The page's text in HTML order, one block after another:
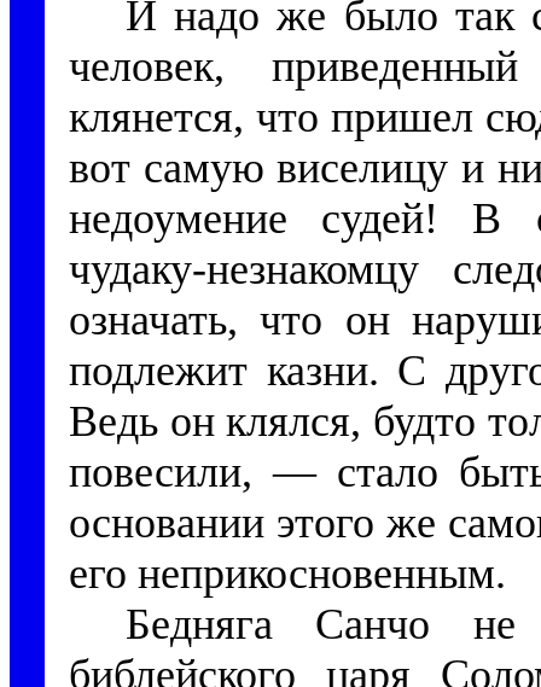
И надо же было так
человек,
клянется, что пришел
вот самую виселицу и
недоумение судей! В
чудаку-незнакомцу
означать, что он
подлежит казни. С
Ведь он клялся, будто
повесили, — стало
основании этого же
его неприкосновенным.
Бедняга Санчо не
библейского царя